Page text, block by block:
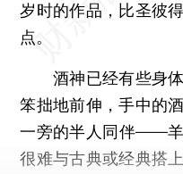
岁时的作品，比圣彼
点。
酒神已经有些身体
笨拙地前伸，手中的
一旁的半人同伴——羊
很难与古典或经典搭